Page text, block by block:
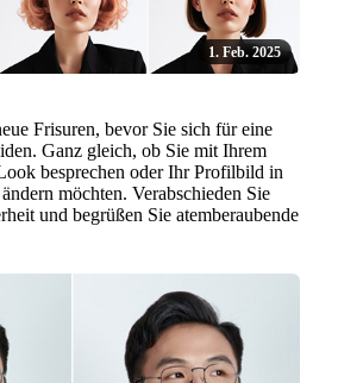
1. Feb. 2025
Frisuren, bevor Sie sich für eine
Ganz gleich, ob Sie mit Ihrem
besprechen oder Ihr Profilbild in
möchten. Verabschieden Sie
und begrüßen Sie atemberaubende